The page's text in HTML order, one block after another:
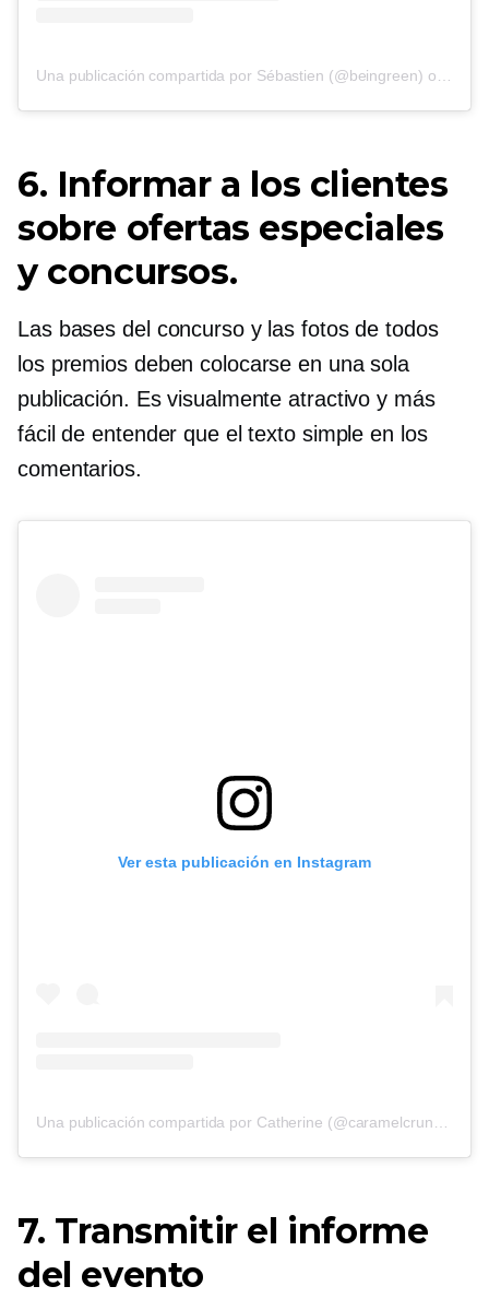
Una publicación compartida por Sébastien (@beingreen) on
6. Informar a los clientes
sobre ofertas especiales
y concursos.
Las bases del concurso y las fotos de todos
los premios deben colocarse en una sola
publicación. Es visualmente atractivo y más
fácil de entender que el texto simple en los
comentarios.
Ver esta publicación en Instagram
7. Transmitir el informe
del evento